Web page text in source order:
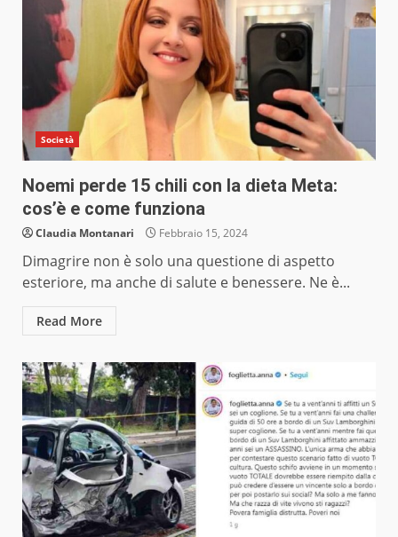
Società
Noemi perde 15 chili con la dieta Meta:
cos’è e come funziona
Claudia Montanari Febbraio 15, 2024
Dimagrire non è solo una questione di aspetto
esteriore, ma anche di salute e benessere. Ne è...
Read More